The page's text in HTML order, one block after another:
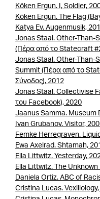
Köken Ergun. Ι, Soldier,
Köken Ergun. The Flag
Katya Εv. Augenmusik,
Jonas Staal. Other-Than-
(Πέρα από το Statecraft
Jonas Staal. Other-Than-
Summit (Πέρα από το
Σύνοδος), 2012
Jonas Staal. Collectivise
του Facebook), 2020
Jaanus Samma. Museum
Ivan Grubanov. Visitor,
Femke Herregraven.
Ewa Axelrad. Shtamah,
Ella Littwitz. Yesterday,
Ella Littwitz. The
Daniela Ortiz. ABC of
Cristina Lucas.